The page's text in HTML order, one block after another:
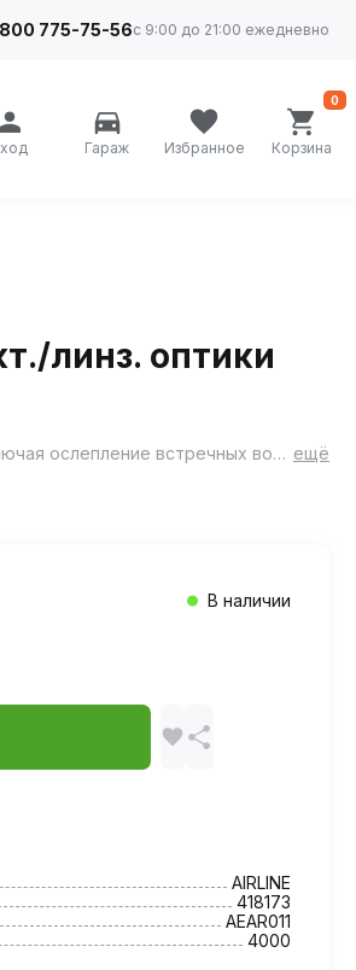
775-75-56с 9:00 до 21:00 ежедневно
Гараж Избранное Корзина
0
линз. оптики
LED лампа с цоколем H11/H8/H16&#40;JP&#41; формирует чёткую светотеневую границу, направляя световой поток на дорожное полотно и исключая ослепление встречных водителей, что повышает безопасность эксплуатации устройства. ещё
В наличии
AIRLINE
418173
AEAR011
4000